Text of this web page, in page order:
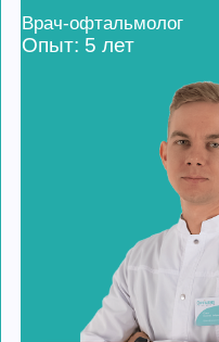
Врач-офтальмолог
Опыт: 5 лет